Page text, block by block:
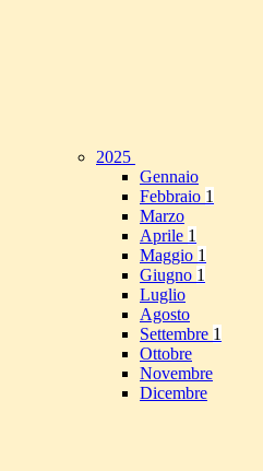
2025
Gennaio
Febbraio 1
Marzo
Aprile 1
Maggio 1
Giugno 1
Luglio
Agosto
Settembre 1
Ottobre
Novembre
Dicembre